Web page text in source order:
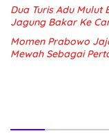
Dua Turis Adu
Jagung Bakar Ke
Momen Prabowo
Mewah Sebagai